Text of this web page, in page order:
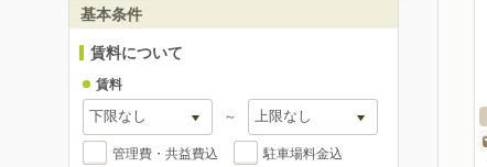
基本条件
賃料について
賃料
～
管理費・共益費込 駐車場料金込